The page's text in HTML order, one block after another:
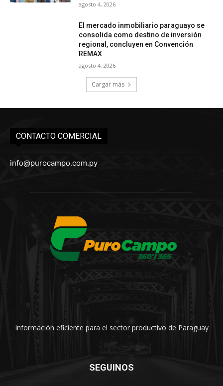
agosto 4, 2026
El mercado inmobiliario paraguayo se
consolida como destino de inversión
regional, concluyen en Convención
REMAX
agosto 4, 2026
Cargar más
CONTACTO COMERCIAL
info@purocampo.com.py
Información eficiente para el sector productivo de Paraguay
SEGUINOS